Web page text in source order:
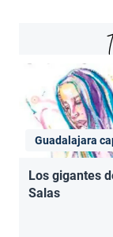
Guadalajara
Los gigantes
Salas